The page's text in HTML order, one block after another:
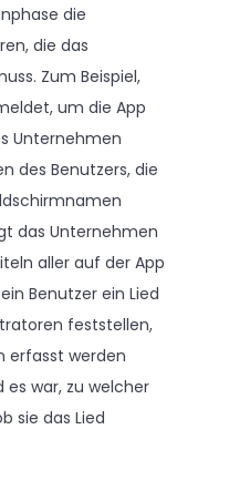
die
die das
Zum Beispiel,
um die App
Unternehmen
des Benutzers, die
das Unternehmen
aller auf der App
Benutzer ein Lied
feststellen,
erfasst werden
es war, zu welcher
sie das Lied